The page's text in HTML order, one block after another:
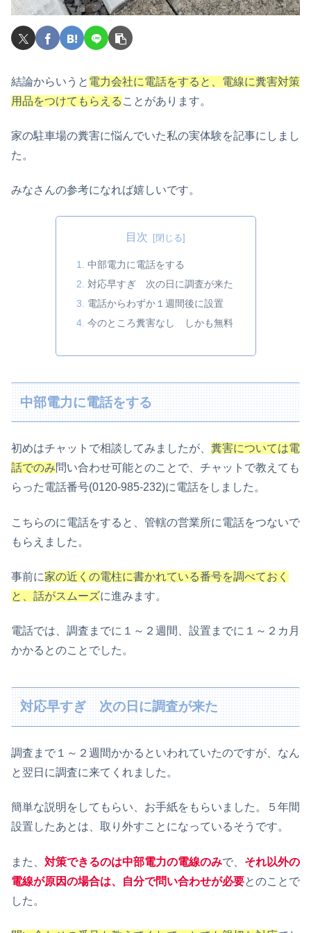
結論からいうと 電力会社に電話をすると、電線に糞害対策
用品をつけてもらえる ことがあります。
家の駐車場の糞害に悩んでいた私の実体験を記事にしまし
た。
みなさんの参考になれば嬉しいです。
目次
中部電力に電話をする
対応早すぎ 次の日に調査が来た
電話からわずか１週間後に設置
今のところ糞害なし しかも無料
中部電力に電話をする
初めはチャットで相談してみましたが、 糞害については電
話でのみ問い合わせ可能とのことで、チャットで教えても
らった電話番号(0120-985-232)に電話をしました。
こちらのに電話をすると、管轄の営業所に電話をつないで
もらえました。
事前に家の近くの電柱に書かれている番号を調べておく
と、話がスムーズに進みます。
電話では、調査までに１～２週間、設置までに１～２カ月
かかるとのことでした。
対応早すぎ 次の日に調査が来た
調査まで１～２週間かかるといわれていたのですが、なん
と翌日に調査に来てくれました。
簡単な説明をしてもらい、お手紙をもらいました。５年間
設置したあとは、取り外すことになっているそうです。
また、 対策できるのは中部電力の電線のみで、 それ以外の
電線が原因の場合は、自分で問い合わせが必要とのことで
した。